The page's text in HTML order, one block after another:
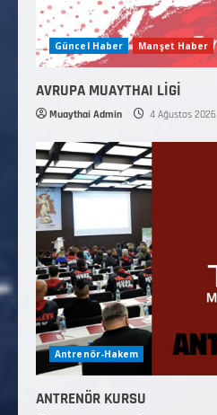
Güncel Haber Manşet Haber
AVRUPA MUAYTHAI LİGİ
Muaythai Admin 4 Ağustos 2026
Antrenör-Hakem
ANTRENÖR KURSU